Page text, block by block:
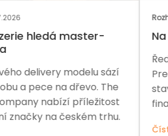
hledá master-
delivery modelu sází
a pece na dřevo. The
nabízí příležitost
značky na českém trhu.